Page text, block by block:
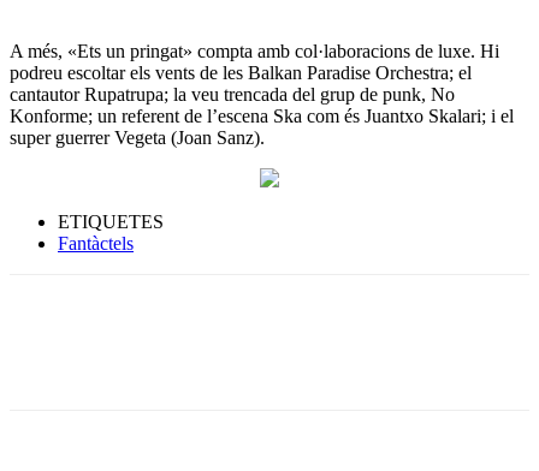
A més, «Ets un pringat» compta amb col·laboracions de luxe. Hi
podreu escoltar els vents de les Balkan Paradise Orchestra; el
cantautor Rupatrupa; la veu trencada del grup de punk, No
Konforme; un referent de l’escena Ska com és Juantxo Skalari; i el
super guerrer Vegeta (Joan Sanz).
ETIQUETES
Fantàctels